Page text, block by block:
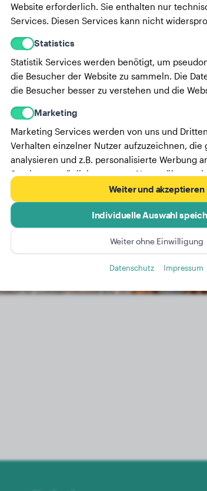
Website erforderlich. Sie enthalten nur
Services. Diesen Services kann nicht
Statistics
Statistik Services werden benötigt, um
die Besucher der Website zu sammeln. Die
die Besucher besser zu verstehen und die
Marketing
Marketing Services werden von uns und
Verhalten einzelner Nutzer aufzuzeichnen, die
analysieren und z.B. personalisierte Werbung
Services ermöglichen es uns, Nutzer über
Hier findest du eine Liste unserer
Mehr Informationen in unserer
Weiter und akzeptieren
Individuelle Auswahl
Weiter ohne Einwilligung
Datenschutz Impressum